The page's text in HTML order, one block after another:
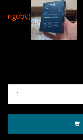
ngược)